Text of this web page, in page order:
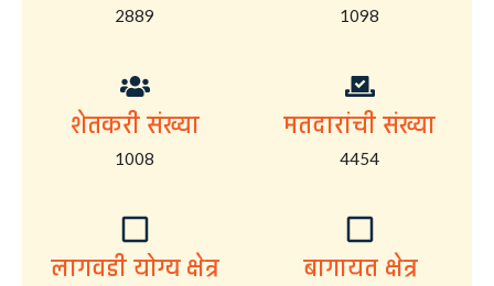
2889 1098
शेतकरी संख्या
1008
मतदारांची संख्या
4454
लागवडी योग्य क्षेत्र बागायत क्षेत्र